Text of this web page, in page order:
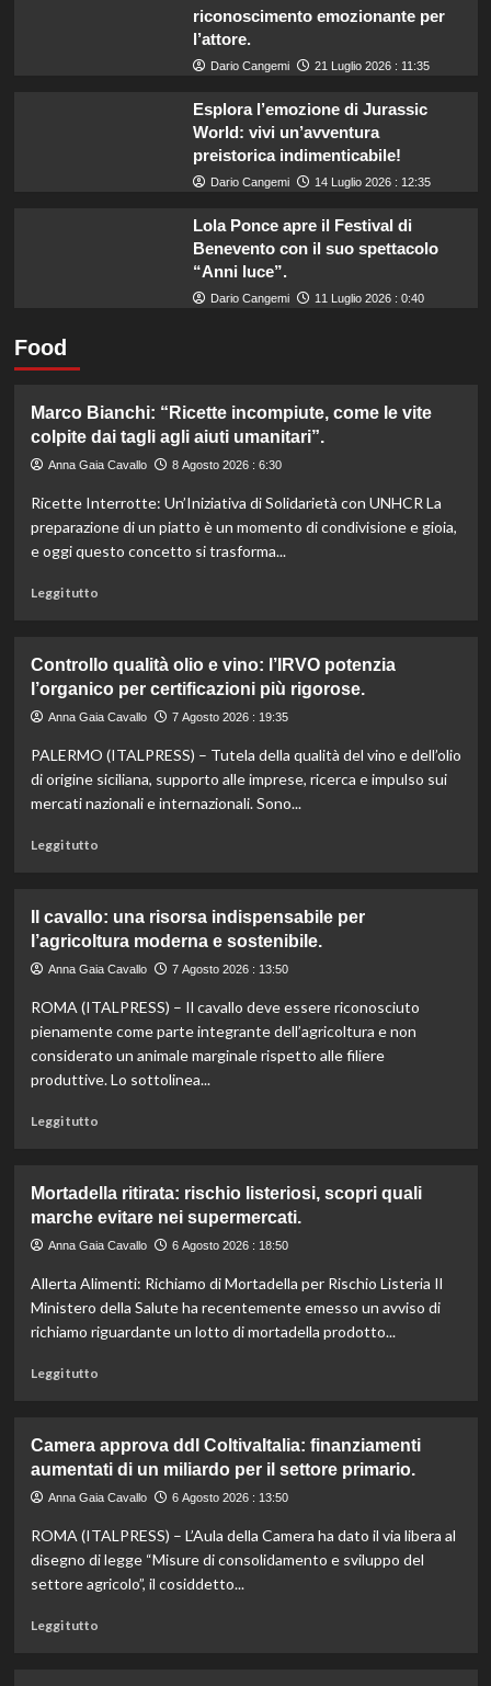
riconoscimento emozionante per
l’attore.
Dario Cangemi 21 Luglio 2026 : 11:35
Esplora l’emozione di Jurassic
World: vivi un’avventura
preistorica indimenticabile!
Dario Cangemi 14 Luglio 2026 : 12:35
Lola Ponce apre il Festival di
Benevento con il suo spettacolo
“Anni luce”.
Dario Cangemi 11 Luglio 2026 : 0:40
Food
Marco Bianchi: “Ricette incompiute, come le vite
colpite dai tagli agli aiuti umanitari”.
Anna Gaia Cavallo 8 Agosto 2026 : 6:30
Ricette Interrotte: Un’Iniziativa di Solidarietà con UNHCR La
preparazione di un piatto è un momento di condivisione e gioia,
e oggi questo concetto si trasforma...
Leggi tuttoLeggi
Marco
Bianchi:
“Ricette
come
le
vite
umanitari”.
Controllo qualità olio e vino: l’IRVO potenzia
l’organico per certificazioni più rigorose.
Anna Gaia Cavallo 7 Agosto 2026 : 19:35
PALERMO (ITALPRESS) – Tutela della qualità del vino e dell’olio
di origine siciliana, supporto alle imprese, ricerca e impulso sui
mercati nazionali e internazionali. Sono...
Leggi tuttoLeggi
Controllo
qualità
olio
vino:
l’IRVO
potenzia
per
Il cavallo: una risorsa indispensabile per
l’agricoltura moderna e sostenibile.
Anna Gaia Cavallo 7 Agosto 2026 : 13:50
ROMA (ITALPRESS) – Il cavallo deve essere riconosciuto
pienamente come parte integrante dell’agricoltura e non
considerato un animale marginale rispetto alle filiere
produttive. Lo sottolinea...
Leggi tuttoLeggi
Il
cavallo:
una
indispensabile
per
l’agricoltura
Mortadella ritirata: rischio listeriosi, scopri quali
marche evitare nei supermercati.
Anna Gaia Cavallo 6 Agosto 2026 : 18:50
Allerta Alimenti: Richiamo di Mortadella per Rischio Listeria Il
Ministero della Salute ha recentemente emesso un avviso di
richiamo riguardante un lotto di mortadella prodotto...
Leggi tuttoLeggi
Mortadella
ritirata:
rischio
scopri
quali
marche
Camera approva ddl ColtivaItalia: finanziamenti
aumentati di un miliardo per il settore primario.
Anna Gaia Cavallo 6 Agosto 2026 : 13:50
ROMA (ITALPRESS) – L’Aula della Camera ha dato il via libera al
disegno di legge “Misure di consolidamento e sviluppo del
settore agricolo”, il cosiddetto...
Leggi tuttoLeggi